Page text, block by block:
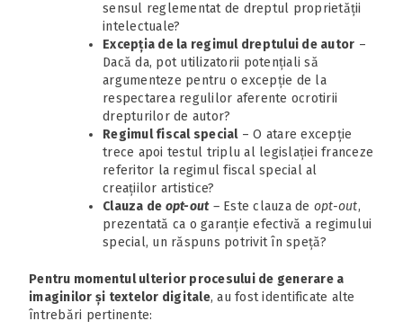
sensul reglementat de dreptul proprietății
intelectuale?
Excepția de la regimul dreptului de autor –
Dacă da, pot utilizatorii potențiali să
argumenteze pentru o excepție de la
respectarea regulilor aferente ocrotirii
drepturilor de autor?
Regimul fiscal special– O atare excepție
trece apoi testul triplu al legislației franceze
referitor la regimul fiscal special al
creațiilor artistice?
Clauza de opt-out– Este clauza de opt-out,
prezentată ca o garanție efectivă a regimului
special, un răspuns potrivit în speță?
Pentru momentul ulterior procesului de generare a
imaginilor și textelor digitale, au fost identificate alte
întrebări pertinente: